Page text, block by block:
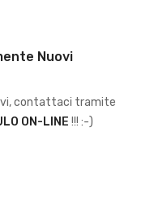
Nuovi
contattaci tramite
ON-LINE !!! :-)